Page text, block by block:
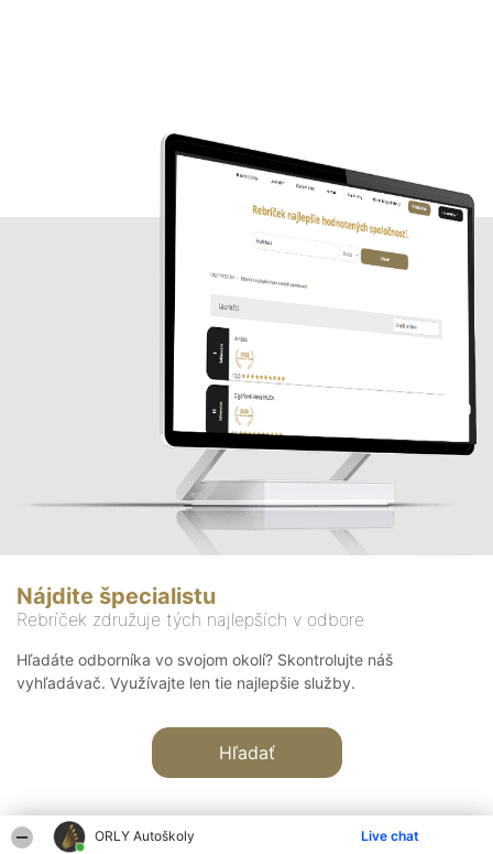
ORLY Autoškoly Live chat
Nájdite špecialistu
Rebríček združuje tých najlepších v odbore
Hľadáte odborníka vo svojom okolí? Skontrolujte náš
vyhľadávač. Využívajte len tie najlepšie služby.
Hľadať